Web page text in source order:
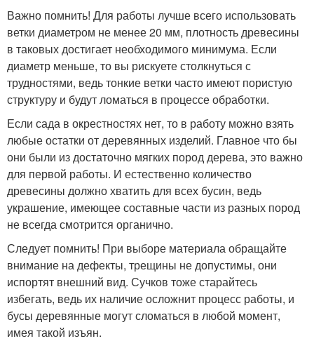
Важно помнить! Для работы лучше всего использовать
ветки диаметром не менее 20 мм, плотность древесины
в таковых достигает необходимого минимума. Если
диаметр меньше, то вы рискуете столкнуться с
трудностями, ведь тонкие ветки часто имеют пористую
структуру и будут ломаться в процессе обработки.
Если сада в окрестностях нет, то в работу можно взять
любые остатки от деревянных изделий. Главное что бы
они были из достаточно мягких пород дерева, это важно
для первой работы. И естественно количество
древесины должно хватить для всех бусин, ведь
украшение, имеющее составные части из разных пород
не всегда смотрится органично.
Следует помнить! При выборе материала обращайте
внимание на дефекты, трещины не допустимы, они
испортят внешний вид. Сучков тоже старайтесь
избегать, ведь их наличие осложнит процесс работы, и
бусы деревянные могут сломаться в любой момент,
имея такой изъян.